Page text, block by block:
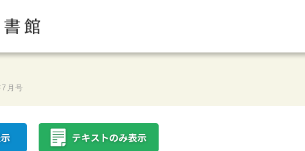
月号